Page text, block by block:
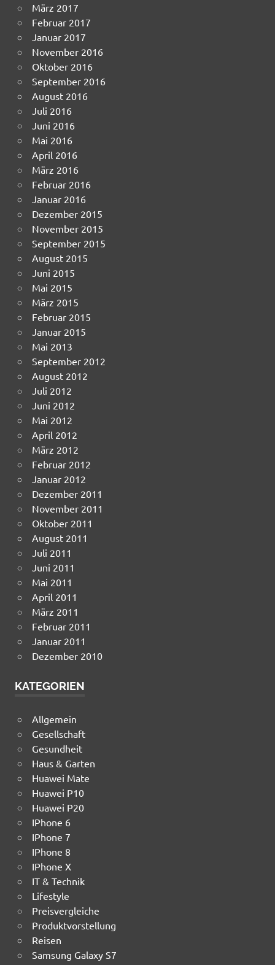
März 2017
Februar 2017
Januar 2017
November 2016
Oktober 2016
September 2016
August 2016
Juli 2016
Juni 2016
Mai 2016
April 2016
März 2016
Februar 2016
Januar 2016
Dezember 2015
November 2015
September 2015
August 2015
Juni 2015
Mai 2015
März 2015
Februar 2015
Januar 2015
Mai 2013
September 2012
August 2012
Juli 2012
Juni 2012
Mai 2012
April 2012
März 2012
Februar 2012
Januar 2012
Dezember 2011
November 2011
Oktober 2011
August 2011
Juli 2011
Juni 2011
Mai 2011
April 2011
März 2011
Februar 2011
Januar 2011
Dezember 2010
KATEGORIEN
Allgemein
Gesellschaft
Gesundheit
Haus & Garten
Huawei Mate
Huawei P10
Huawei P20
IPhone 6
IPhone 7
IPhone 8
IPhone X
IT & Technik
Lifestyle
Preisvergleiche
Produktvorstellung
Reisen
Samsung Galaxy S7